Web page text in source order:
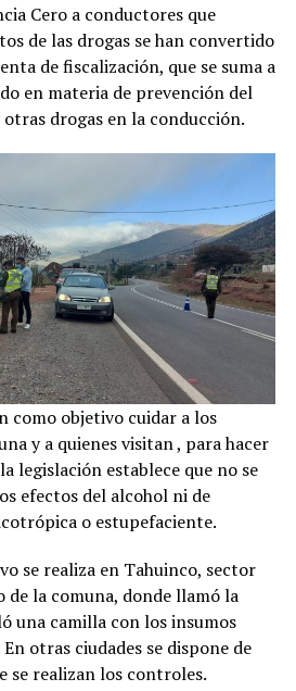
Cero a conductores que
de las drogas se han convertido
de fiscalización, que se suma a
en materia de prevención del
drogas en la conducción.
como objetivo cuidar a los
y a quienes visitan , para hacer
legislación establece que no se
efectos del alcohol ni de
o estupefaciente.
se realiza en Tahuinco, sector
de la comuna, donde llamó la
una camilla con los insumos
otras ciudades se dispone de
se realizan los controles.